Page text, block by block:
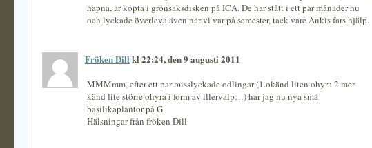
häpna, är köpta i grönsaksdisken på ICA. De har stått i ett par månader hu
och lyckade överleva även när vi var på semester, tack vare Ankis fars hjälp.
Fröken Dill kl 22:24, den 9 augusti 2011
MMMmm, efter ett par misslyckade odlingar (1.okänd liten ohyra 2.mer
känd lite större ohyra i form av illervalp…) har jag nu nya små
basilikaplantor på G.
Hälsningar från fröken Dill